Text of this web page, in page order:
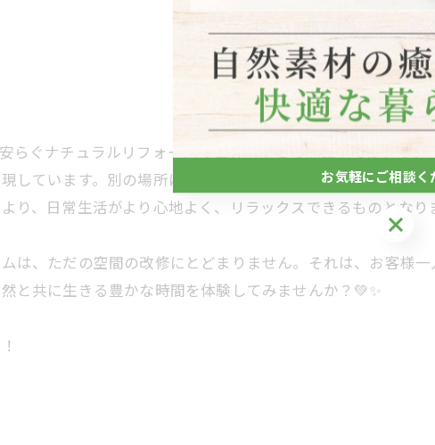
らぐナチュラルリフォームの世界へ！この施工例では、リ
しています。別の場所にトップライトを追加したことで、
り、日常生活がより心地よく、リラックスできるものとなり
は、ただの空間の改修にとどまりません。それは、お客様
と共に生きる豊かな時間を体験してみませんか？💚✨
お気軽にご相談く
お気軽にご相談く